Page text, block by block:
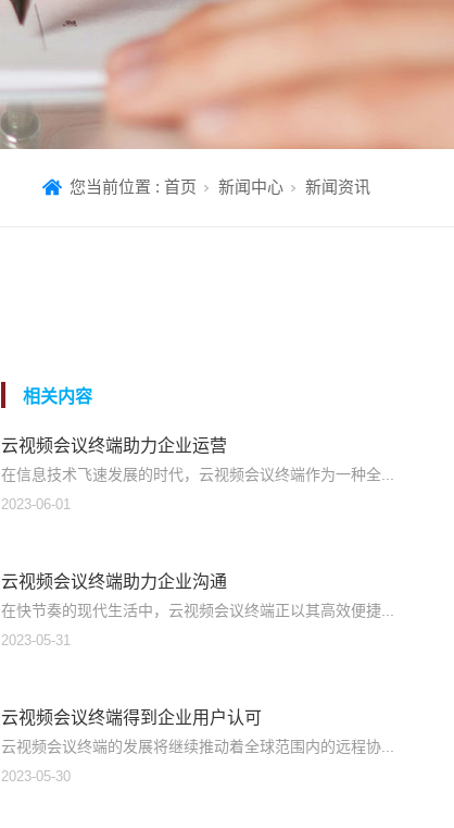
您当前位置 : 首页 新闻中心 新闻资讯
相关内容
云视频会议终端助力企业运营
在信息技术飞速发展的时代，云视频会议终端作为一种全...
2023-06-01
云视频会议终端助力企业沟通
在快节奏的现代生活中，云视频会议终端正以其高效便捷...
2023-05-31
云视频会议终端得到企业用户认可
云视频会议终端的发展将继续推动着全球范围内的远程协...
2023-05-30